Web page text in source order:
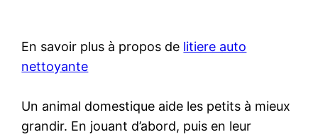
En savoir plus à propos de litiere auto
nettoyante
Un animal domestique aide les petits à mieux
grandir. En jouant d’abord, puis en leur